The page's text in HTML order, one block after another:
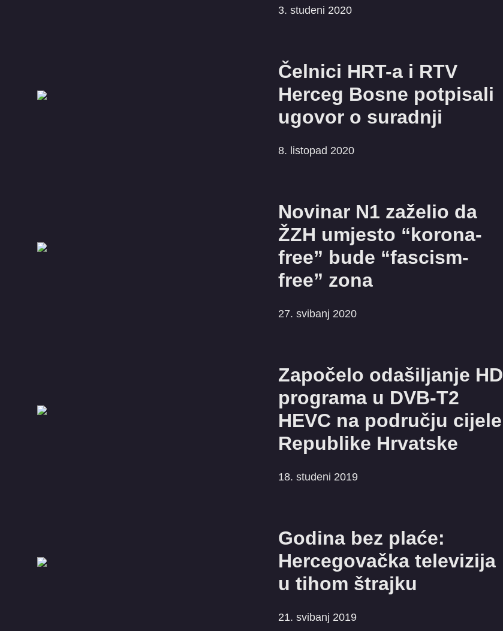
3. studeni 2020
Čelnici HRT-a i RTV
Herceg Bosne potpisali
ugovor o suradnji
8. listopad 2020
Novinar N1 zaželio da
ŽZH umjesto “korona-
free” bude “fascism-
free” zona
27. svibanj 2020
Započelo odašiljanje HD
programa u DVB-T2
HEVC na području cijele
Republike Hrvatske
18. studeni 2019
Godina bez plaće:
Hercegovačka televizija
u tihom štrajku
21. svibanj 2019